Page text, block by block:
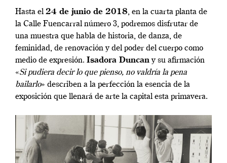
Hasta el 24 de junio de 2018, en la cuarta planta de
la Calle Fuencarral número 3, podremos disfrutar de
una muestra que habla de historia, de danza, de
feminidad, de renovación y del poder del cuerpo como
medio de expresión. Isadora Duncany su afirmación
«Si pudiera decir lo que pienso, no valdría la pena
bailarlo» describen a la perfección la esencia de la
exposición que llenará de arte la capital esta primavera.